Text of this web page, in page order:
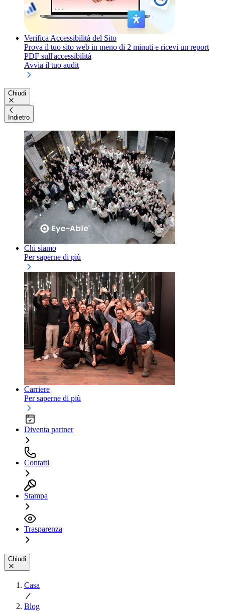
Verifica Accessibilità del Sito
Prova il tuo sito web in meno di 2 minuti e ricevi un report
PDF sull'accessibilità
Avvia il tuo audit
Chiudi
Indietro
Chi siamo
Per saperne di più
Carriere
Per saperne di più
Diventa partner
Contatti
Stampa
Trasparenza
Chiudi
Casa
Blog